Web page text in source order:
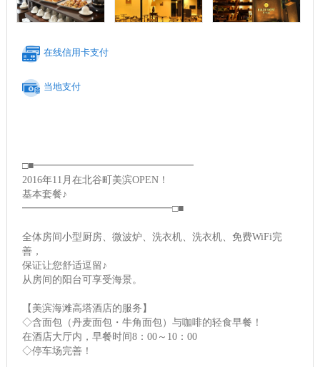
在线信用卡支付
当地支付
□■━━━━━━━━━━━━━━━━
2016年11月在北谷町美滨OPEN！
基本套餐♪
━━━━━━━━━━━━━━━□■
全体房间小型厨房、微波炉、洗衣机、洗衣机、免费WiFi完
善，
保证让您舒适逗留♪
从房间的阳台可享受海景。
【美滨海滩高塔酒店的服务】
◇含面包（丹麦面包・牛角面包）与咖啡的轻食早餐！
在酒店大厅内，早餐时间8：00～10：00
◇停车场完善！